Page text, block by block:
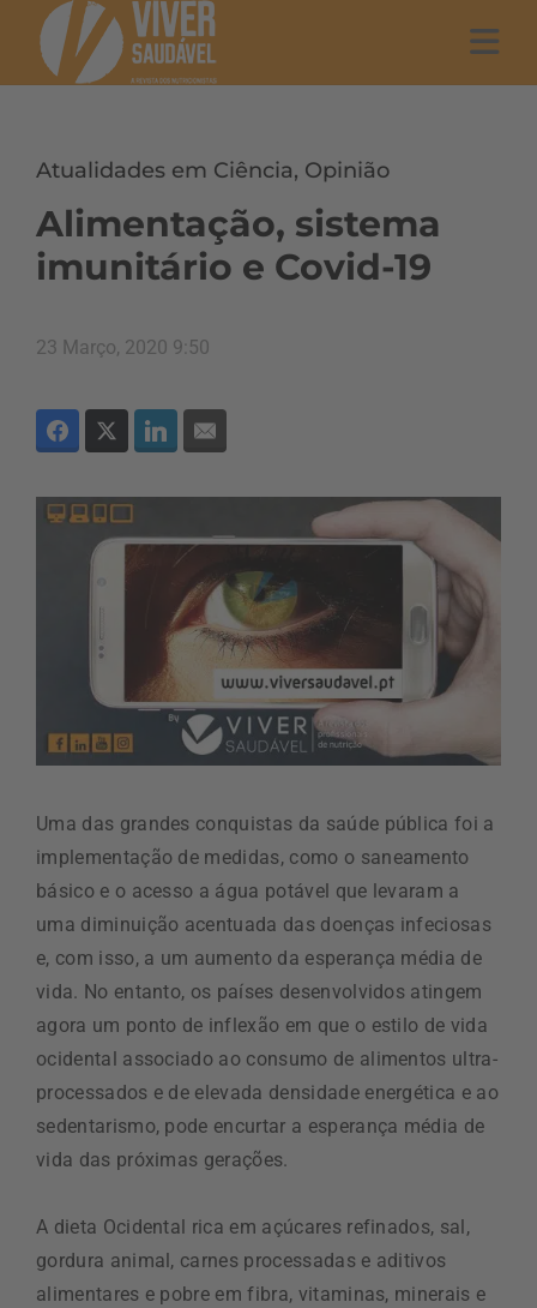
Atualidades em Ciência, Opinião
Alimentação, sistema
imunitário e Covid-19
23 Março, 2020 9:50
Uma das grandes conquistas da saúde pública foi a
implementação de medidas, como o saneamento
básico e o acesso a água potável que levaram a
uma diminuição acentuada das doenças infeciosas
e, com isso, a um aumento da esperança média de
vida. No entanto, os países desenvolvidos atingem
agora um ponto de inflexão em que o estilo de vida
ocidental associado ao consumo de alimentos ultra-
processados e de elevada densidade energética e ao
sedentarismo, pode encurtar a esperança média de
vida das próximas gerações.
A dieta Ocidental rica em açúcares refinados, sal,
gordura animal, carnes processadas e aditivos
alimentares e pobre em fibra, vitaminas, minerais e